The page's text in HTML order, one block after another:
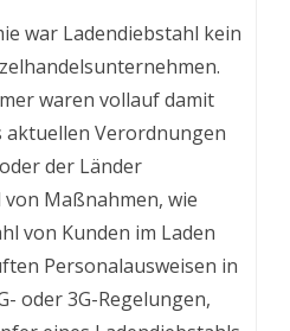
war Ladendiebstahl kein
waren vollauf damit
aktuellen Verordnungen
der Länder
Maßnahmen, wie
von Kunden im Laden
Personalausweisen in
oder 3G-Regelungen,